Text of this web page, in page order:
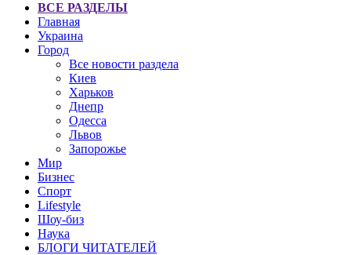
ВСЕ РАЗДЕЛЫ
Главная
Украина
Город
Все новости раздела
Киев
Харьков
Днепр
Одесса
Львов
Запорожье
Мир
Бизнес
Спорт
Lifestyle
Шоу-биз
Наука
БЛОГИ ЧИТАТЕЛЕЙ